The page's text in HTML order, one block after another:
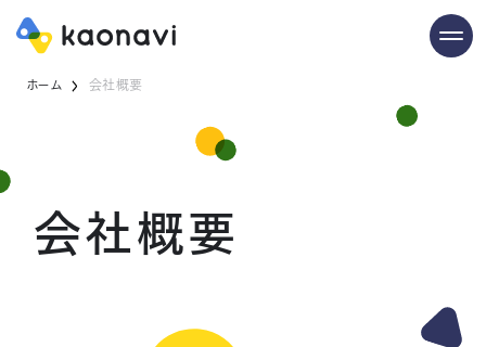
ホーム 会社概要
会社概要